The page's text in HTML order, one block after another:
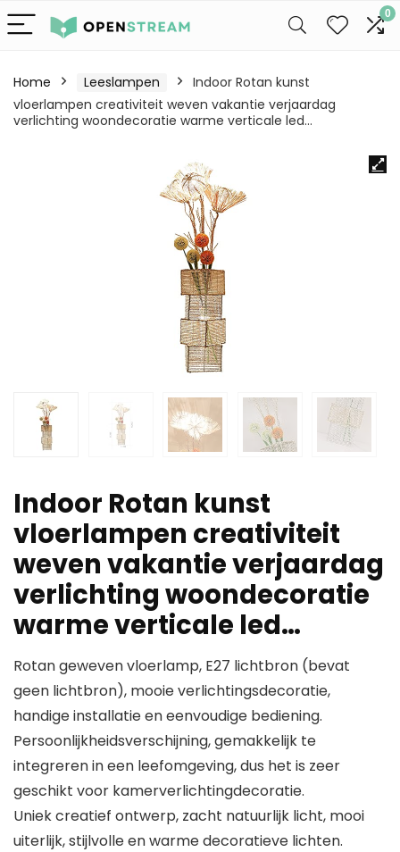
0
Home Leeslampen
Indoor Rotan kunst
vloerlampen creativiteit weven vakantie verjaardag
verlichting woondecoratie warme verticale led…
Indoor Rotan kunst
vloerlampen creativiteit
weven vakantie verjaardag
verlichting woondecoratie
warme verticale led…
Rotan geweven vloerlamp, E27 lichtbron (bevat
geen lichtbron), mooie verlichtingsdecoratie,
handige installatie en eenvoudige bediening.
Persoonlijkheidsverschijning, gemakkelijk te
integreren in een leefomgeving, dus het is zeer
geschikt voor kamerverlichtingdecoratie.
Uniek creatief ontwerp, zacht natuurlijk licht, mooi
uiterlijk, stijlvolle en warme decoratieve lichten.